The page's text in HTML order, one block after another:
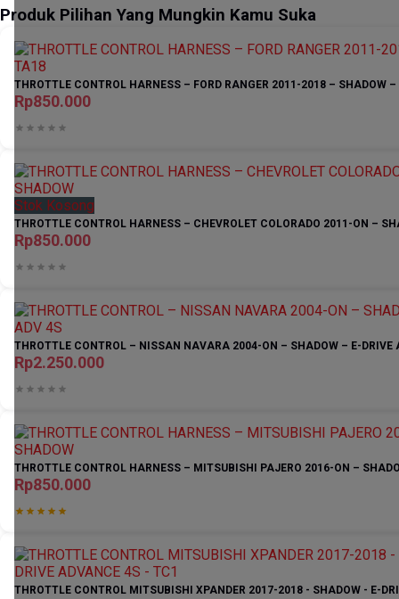
Produk Pilihan Yang Mungkin Kamu Suka
THROTTLE CONTROL HARNESS – FORD RANGER 2011-2018 – SHADOW
Rp850.000
Stok Kosong
THROTTLE CONTROL HARNESS – CHEVROLET COLORADO 2011-ON –
Rp850.000
THROTTLE CONTROL – NISSAN NAVARA 2004-ON – SHADOW – E-DRIVE
Rp2.250.000
THROTTLE CONTROL HARNESS – MITSUBISHI PAJERO 2016-ON –
Rp850.000
THROTTLE CONTROL MITSUBISHI XPANDER 2017-2018 - SHADOW - E-